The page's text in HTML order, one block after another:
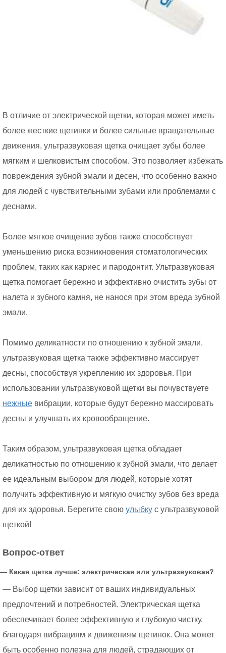
В отличие от электрической щетки, которая может иметь
более жесткие щетинки и более сильные вращательные
движения, ультразвуковая щетка очищает зубы более
мягким и шелковистым способом. Это позволяет избежать
повреждения зубной эмали и десен, что особенно важно
для людей с чувствительными зубами или проблемами с
деснами.
Более мягкое очищение зубов также способствует
уменьшению риска возникновения стоматологических
проблем, таких как кариес и пародонтит. Ультразвуковая
щетка помогает бережно и эффективно очистить зубы от
налета и зубного камня, не нанося при этом вреда зубной
эмали.
Помимо деликатности по отношению к зубной эмали,
ультразвуковая щетка также эффективно массирует
десны, способствуя укреплению их здоровья. При
использовании ультразвуковой щетки вы почувствуете
нежные вибрации, которые будут бережно массировать
десны и улучшать их кровообращение.
Таким образом, ультразвуковая щетка обладает
деликатностью по отношению к зубной эмали, что делает
ее идеальным выбором для людей, которые хотят
получить эффективную и мягкую очистку зубов без вреда
для их здоровья. Берегите свою улыбку с ультразвуковой
щеткой!
Вопрос-ответ
— Какая щетка лучше: электрическая или ультразвуковая?
— Выбор щетки зависит от ваших индивидуальных
предпочтений и потребностей. Электрическая щетка
обеспечивает более эффективную и глубокую чистку,
благодаря вибрациям и движениям щетинок. Она может
быть особенно полезна для людей, страдающих от